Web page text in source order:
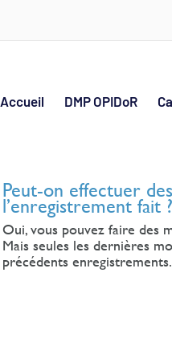
Accueil DMP OPIDoR
Peut-on effectuer
l’enregistrement fait ?
Oui, vous pouvez faire des
Mais seules les dernières
précédents enregistrements.